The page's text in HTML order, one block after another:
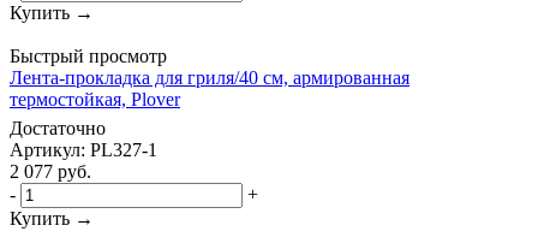
Купить →
Быстрый просмотр
Лента-прокладка для гриля/40 см, армированная
термостойкая, Plover
Достаточно
Артикул: PL327-1
2 077 руб.
-
+
Купить →